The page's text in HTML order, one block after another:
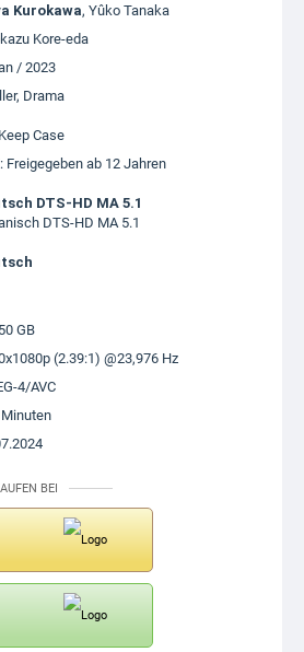
Kurokawa, Yûko Tanaka
Kore-eda
/ 2023
, Drama
Case
Freigegeben ab 12 Jahren
DTS-HD MA 5.1
DTS-HD MA 5.1
GB
(2.39:1) @23,976 Hz
4/AVC
BEI